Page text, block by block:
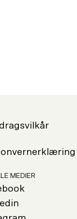
MEDIER